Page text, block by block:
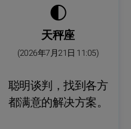
🌓
天秤座
(2026年7月21日 11:05)
聪明谈判，找到各方
都满意的解决方案。